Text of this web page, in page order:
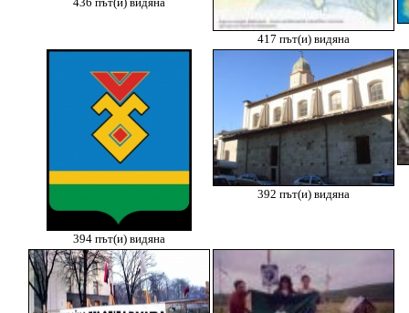
436 път(и) видяна
417 път(и) видяна
394 път(и) видяна
392 път(и) видяна